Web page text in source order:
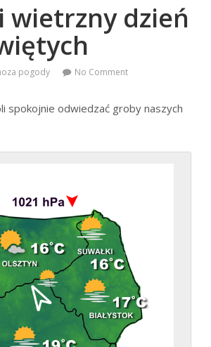
wietrzny dzień
pogody No Comment
spokojnie odwiedzać groby naszych